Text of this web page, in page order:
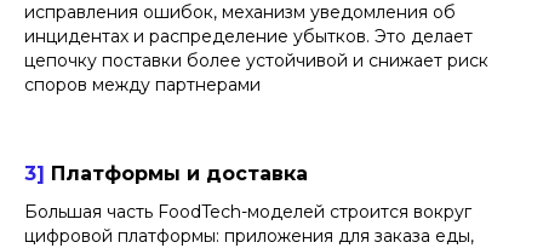
исправления ошибок, механизм уведомления об
инцидентах и распределение убытков. Это делает
цепочку поставки более устойчивой и снижает риск
споров между партнерами
3] Платформы и доставка
Большая часть FoodTech-моделей строится вокруг
цифровой платформы: приложения для заказа еды,